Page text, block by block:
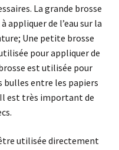
La grande brosse
appliquer de l’eau sur la
Une petite brosse
pour appliquer de
est utilisée pour
entre les papiers
est très important de
utilisée directement